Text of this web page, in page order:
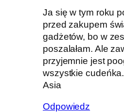
Ja się w tym roku
przed zakupem
gadżetów, bo w
poszalałam. Ale
przyjemnie jest
wszystkie
Asia
Odpowiedz